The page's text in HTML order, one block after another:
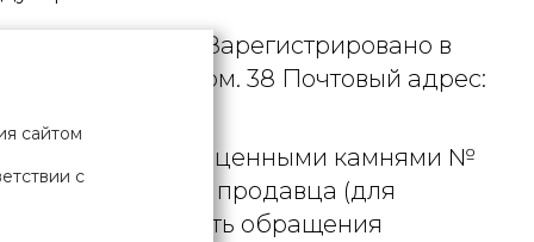
190729471. Зарегистрировано в
д. 9А, пом. 38 Почтовый адрес:
и драгоценными камнями №
телефона продавца (для
рассматривать обращения
сайтом
с